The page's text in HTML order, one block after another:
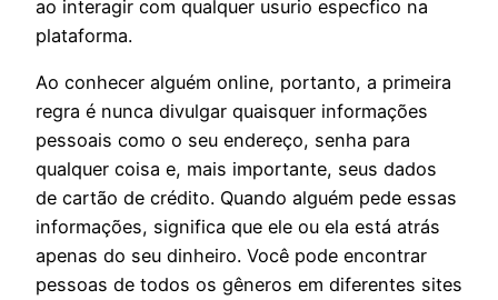
ao interagir com qualquer usurio especfico na
plataforma.
Ao conhecer alguém online, portanto, a primeira
regra é nunca divulgar quaisquer informações
pessoais como o seu endereço, senha para
qualquer coisa e, mais importante, seus dados
de cartão de crédito. Quando alguém pede essas
informações, significa que ele ou ela está atrás
apenas do seu dinheiro. Você pode encontrar
pessoas de todos os gêneros em diferentes sites